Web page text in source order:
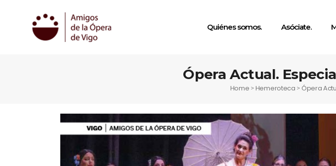
Quiénes somos. Asóciate.
Ópera Actual.
Home >Hemeroteca > Ópera